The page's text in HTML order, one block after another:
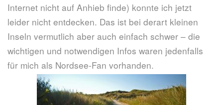
Internet nicht auf Anhieb finde) konnte ich jetzt
leider nicht entdecken. Das ist bei derart kleinen
Inseln vermutlich aber auch einfach schwer – die
wichtigen und notwendigen Infos waren jedenfalls
für mich als Nordsee-Fan vorhanden.